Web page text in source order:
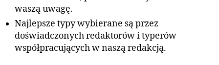
waszą uwagę.
Najlepsze typy wybierane są przez
doświadczonych redaktorów i typerów
współpracujących w naszą redakcją.